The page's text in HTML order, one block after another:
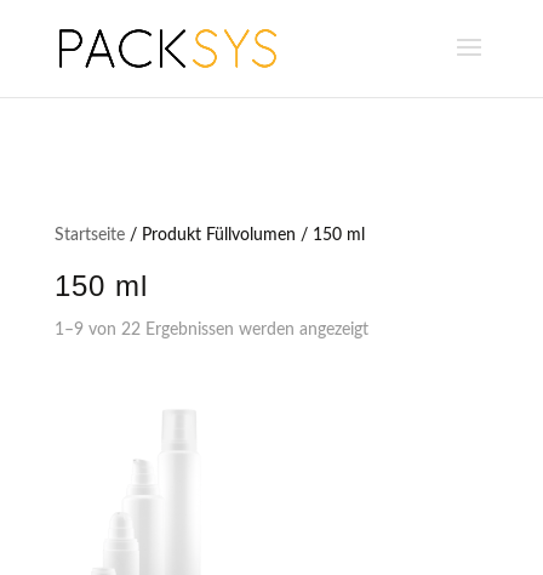
Startseite/ Produkt Füllvolumen / 150 ml
150 ml
1–9 von 22 Ergebnissen werden angezeigt